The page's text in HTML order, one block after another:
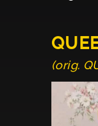
(orig.